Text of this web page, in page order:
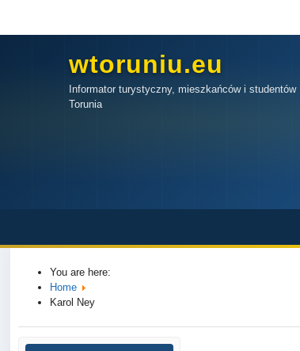
wtoruniu.eu
Informator turystyczny, mieszkańców i studentów
Torunia
You are here:
Home
Karol Ney